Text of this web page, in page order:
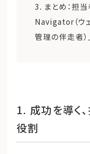
3. まとめ：担
Navigator（ウ
管理の伴走者）
1. 成功を導く
役割